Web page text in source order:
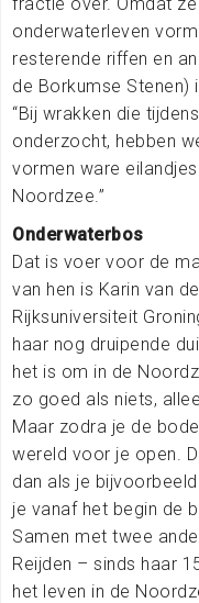
onderwaterleven
resterende riffen en
de Borkumse Stenen)
“Bij wrakken die
onderzocht, hebben
vormen ware
Noordzee.”
Onderwaterbos
Dat is voer voor de
van hen is Karin van
Rijksuniversiteit
haar nog druipende
het is om in de
zo goed als niets,
Maar zodra je de
wereld voor je open.
dan als je
je vanaf het begin de
Samen met twee
Reijden – sinds haar
het leven in de